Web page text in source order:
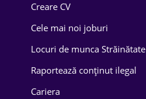
Creare CV
Cele mai noi joburi
Locuri de munca Străinătate
Raportează conținut ilegal
Cariera